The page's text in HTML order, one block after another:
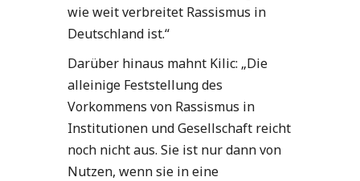
wie weit verbreitet Rassismus in
Deutschland ist.“
Darüber hinaus mahnt Kilic: „Die
alleinige Feststellung des
Vorkommens von Rassismus in
Institutionen und Gesellschaft reicht
noch nicht aus. Sie ist nur dann von
Nutzen, wenn sie in eine